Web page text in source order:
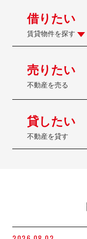
借りたい
賃貸物件を探す
売りたい
不動産を売る
貸したい
不動産を貸す